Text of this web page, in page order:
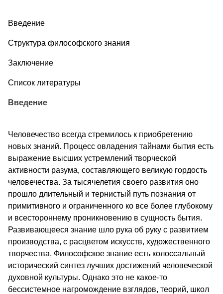
Введение
Структура философского знания
Заключение
Список литературы
Введение
Человечество всегда стремилось к приобретению
новых знаний. Процесс овладения тайнами бытия есть
выражение высших устремлений творческой
активности разума, составляющего великую гордость
человечества. За тысячелетия своего развития оно
прошло длительный и тернистый путь познания от
примитивного и ограниченного ко все более глубокому
и всестороннему проникновению в сущность бытия.
Развивающееся знание шло рука об руку с развитием
производства, с расцветом искусств, художественного
творчества. Философское знание есть колоссальный
исторический синтез лучших достижений человеческой
духовной культуры. Однако это не какое-то
бессистемное нагромождение взглядов, теорий, школ